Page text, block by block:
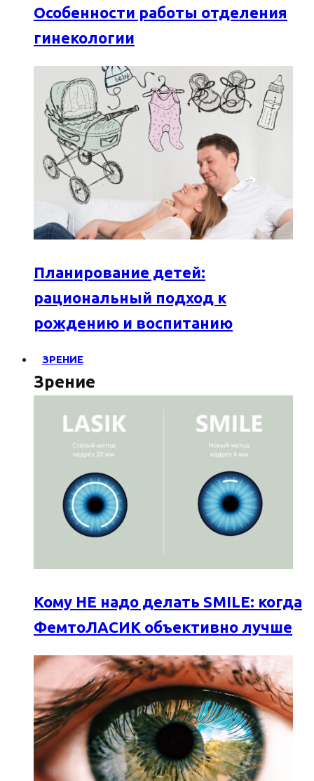
Особенности работы отделения
гинекологии
Планирование детей:
рациональный подход к
рождению и воспитанию
ЗРЕНИЕ
Зрение
Кому НЕ надо делать SMILE: когда
ФемтоЛАСИК объективно лучше